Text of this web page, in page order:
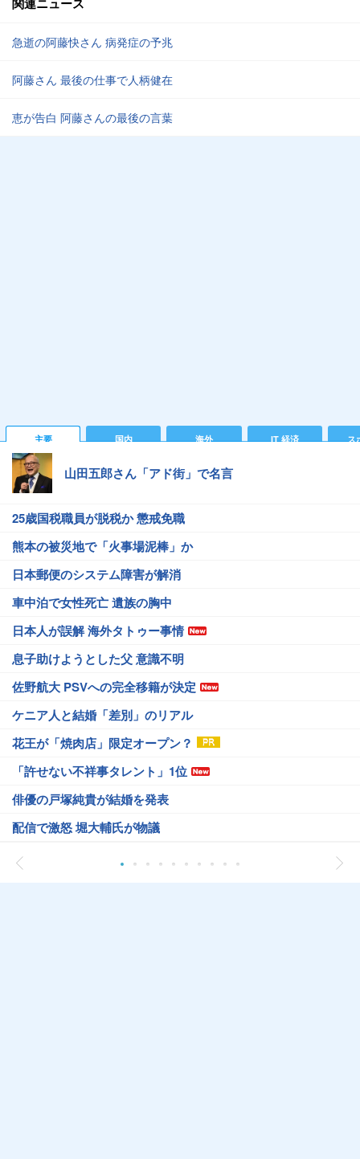
急逝の阿藤快さん 病発症の予兆
阿藤さん 最後の仕事で人柄健在
恵が告白 阿藤さんの最後の言葉
主要 国内 海外 IT 経済 ス
山田五郎さん「アド街」で名言
25歳国税職員が脱税か 懲戒免職
熊本の被災地で「火事場泥棒」か
日本郵便のシステム障害が解消
車中泊で女性死亡 遺族の胸中
日本人が誤解 海外タトゥー事情
息子助けようとした父 意識不明
佐野航大 PSVへの完全移籍が決定
ケニア人と結婚「差別」のリアル
花王が「焼肉店」限定オープン？
「許せない不祥事タレント」1位
俳優の戸塚純貴が結婚を発表
配信で激怒 堀大輔氏が物議